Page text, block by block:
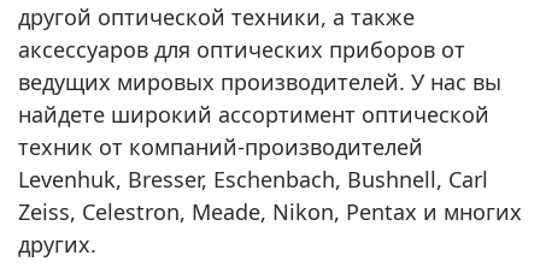
другой оптической техники, а также
аксессуаров для оптических приборов от
ведущих мировых производителей. У нас вы
найдете широкий ассортимент оптической
техник от компаний-производителей
Levenhuk, Bresser, Eschenbach, Bushnell, Carl
Zeiss, Celestron, Meade, Nikon, Pentax и многих
других.